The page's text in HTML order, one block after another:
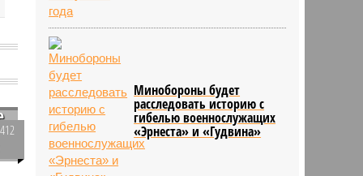
Минобороны будет
расследовать историю с
гибелью военнослужащих
«Эрнеста» и «Гудвина»